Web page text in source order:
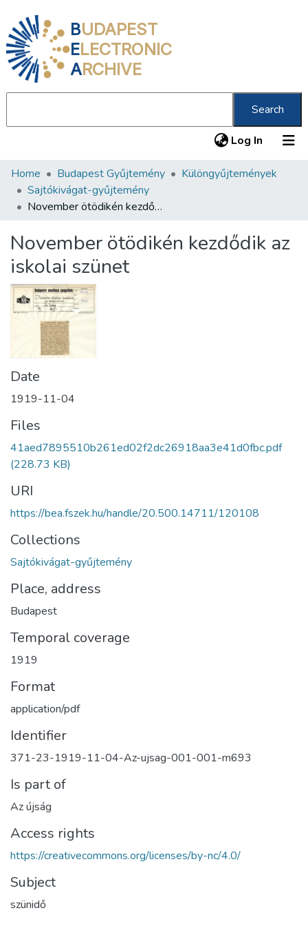
BUDAPEST
ELECTRONIC
ARCHIVE
Search
Log In (current)
Communities & Collections
All of DSpace
About us
Home Budapest Gyűjtemény
Különgyűjtemények
Sajtókivágat-gyűjtemény
November ötödikén kezdődik az iskolai szünet
November ötödikén kezdődik az
iskolai szünet
Date
1919-11-04
Files
41aed7895510b261ed02f2dc26918aa3e41d0fbc.pdf
(228.73 KB)
URI
https://bea.fszek.hu/handle/20.500.14711/120108
Collections
Sajtókivágat-gyűjtemény
Place, address
Budapest
Temporal coverage
1919
Format
application/pdf
Identifier
371-23-1919-11-04-Az-ujsag-001-001-m693
Is part of
Az újság
Access rights
https://creativecommons.org/licenses/by-nc/4.0/
Subject
szünidő